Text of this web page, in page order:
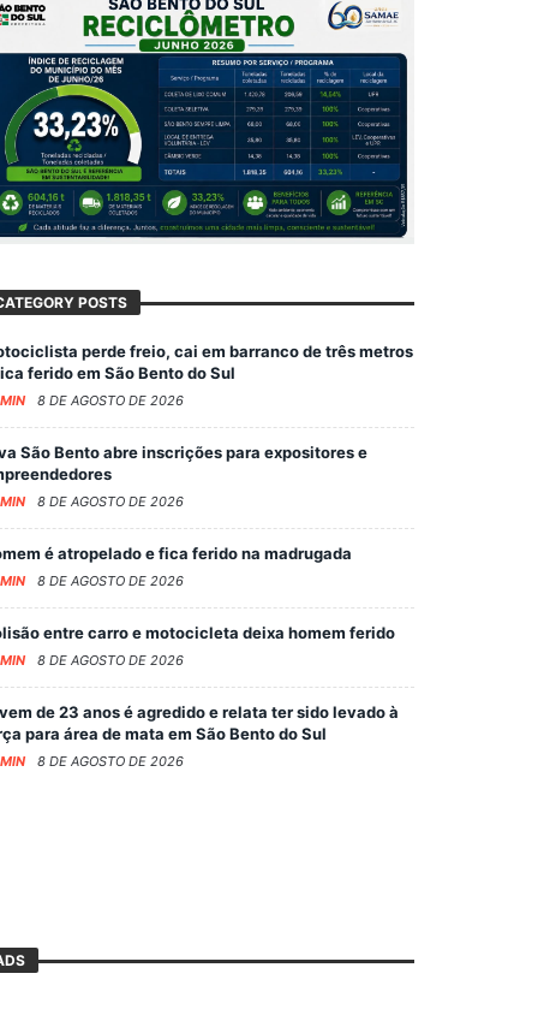
POSTS
perde freio, cai em barranco de três metros
ferido em São Bento do Sul
8 DE AGOSTO DE 2026
São Bento abre inscrições para expositores e
8 DE AGOSTO DE 2026
é atropelado e fica ferido na madrugada
8 DE AGOSTO DE 2026
entre carro e motocicleta deixa homem ferido
8 DE AGOSTO DE 2026
de 23 anos é agredido e relata ter sido levado à
para área de mata em São Bento do Sul
8 DE AGOSTO DE 2026